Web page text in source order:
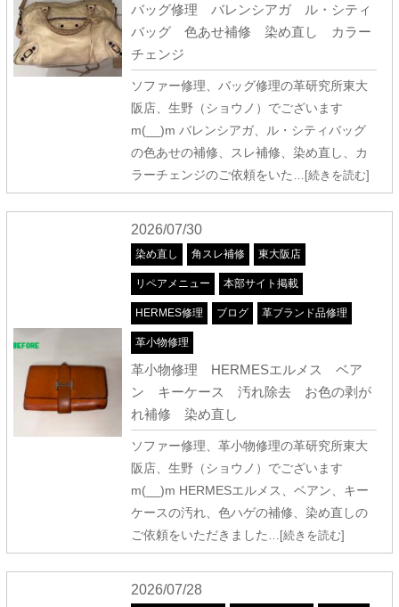
バッグ修理 バレンシアガ ル・シティ
バッグ 色あせ補修 染め直し カラー
チェンジ
ソファー修理、バッグ修理の革研究所東大
阪店、生野（ショウノ）でございます
m(__)m バレンシアガ、ル・シティバッグ
の色あせの補修、スレ補修、染め直し、カ
ラーチェンジのご依頼をいた …[続きを読む]
2026/07/30
染め直し 角スレ補修 東大阪店
リペアメニュー 本部サイト掲載
HERMES修理 ブログ 革ブランド品修理
革小物修理
革小物修理 HERMESエルメス ベア
ン キーケース 汚れ除去 お色の剥が
れ補修 染め直し
ソファー修理、革小物修理の革研究所東大
阪店、生野（ショウノ）でございます
m(__)m HERMESエルメス、ベアン、キー
ケースの汚れ、色ハゲの補修、染め直しの
ご依頼をいただきました …[続きを読む]
2026/07/28